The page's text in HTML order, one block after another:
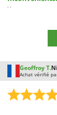
Emballage
Xxxxxxxx
Geoffroy T.
Achat vérifié